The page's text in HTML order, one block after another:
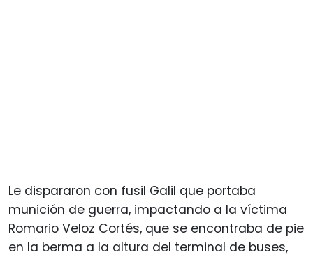
Le dispararon con fusil Galil que portaba
munición de guerra, impactando a la víctima
Romario Veloz Cortés, que se encontraba de pie
en la berma a la altura del terminal de buses,